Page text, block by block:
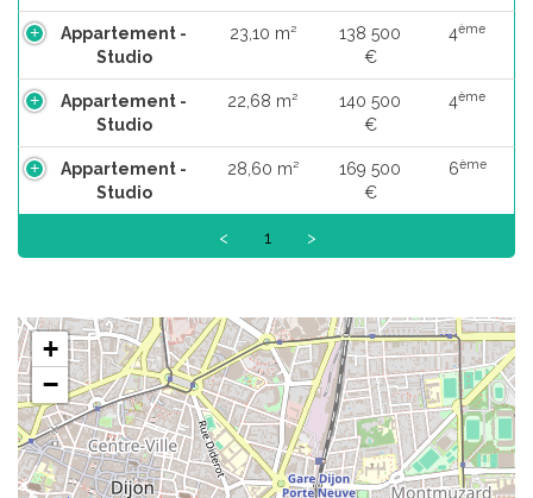
Appartement -
Studio
23,10 m²
138 500
€
4ème
Appartement -
Studio
22,68 m²
140 500
€
4ème
Appartement -
Studio
28,60 m²
169 500
€
6ème
< 1 >
+
−